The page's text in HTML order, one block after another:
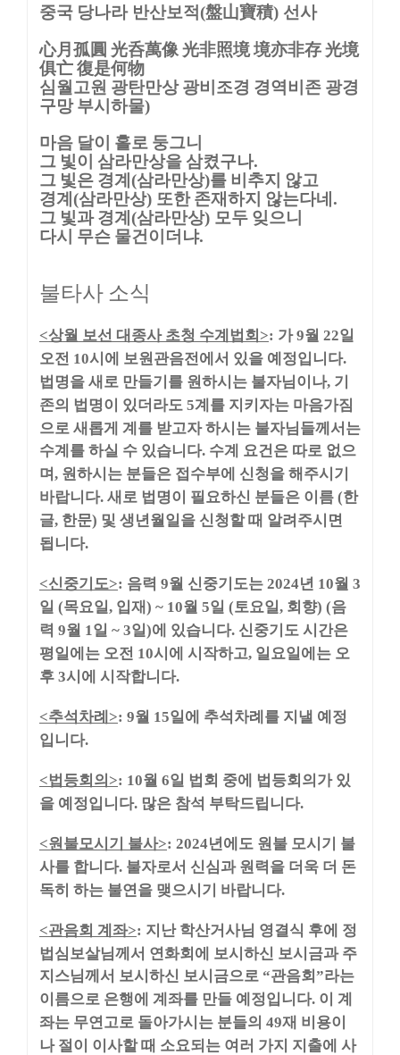
중국 당나라 반산보적(盤山寶積) 선사
心月孤圓 光呑萬像 光非照境 境亦非存 光境
俱亡 復是何物
심월고원 광탄만상 광비조경 경역비존 광경
구망 부시하물)
마음 달이 홀로 둥그니
그 빛이 삼라만상을 삼켰구나.
그 빛은 경계 (삼라만상)를 비추지 않고
경계 (삼라만상) 또한 존재하지 않는다네 .
그 빛과 경계 (삼라만상) 모두 잊으니
다시 무슨 물건이더냐.
불타사 소식
<상월 보선 대종사 초청 수계법회>: 가9월 22일
오전 10시에 보원관음전에서 있을 예정입니다.
법명을 새로 만들기를 원하시는 불자님이나, 기
존의 법명이 있더라도 5계를 지키자는 마음가짐
으로 새롭게 계를 받고자 하시는 불자님들께서는
수계를 하실 수 있습니다. 수계 요건은 따로 없으
며, 원하시는 분들은 접수부에 신청을 해주시기
바랍니다. 새로 법명이 필요하신 분들은 이름 (한
글, 한문) 및 생년월일을 신청할 때 알려주시면
됩니다.
<신중기도>: 음력 9월 신중기도는 2024년 10월 3
일 (목요일, 입재) ~ 10월 5일 (토요일, 회향) (음
력 9월 1 일 ~ 3일)에 있습니다. 신중기도 시간은
평일에는 오전 10시에 시작하고, 일요일에는 오
후 3시에 시작합니다.
<추석차례>: 9월 15일에 추석차례를 지낼 예정
입니다.
<법등회의>: 10월 6일 법회 중에 법등회의가 있
을 예정입니다. 많은 참석 부탁드립니다.
<원불모시기 불사>: 2024년에도 원불 모시기 불
사를 합니다. 불자로서 신심과 원력을 더욱 더 돈
독히 하는 불연을 맺으시기 바랍니다.
<관음회 계좌>: 지난 학산거사님 영결식 후에 정
법심보살님께서 연화회에 보시하신 보시금과 주
지스님께서 보시하신 보시금으로 “관음회”라는
이름으로 은행에 계좌를 만들 예정입니다. 이 계
좌는 무연고로 돌아가시는 분들의 49재 비용이
나 절이 이사할 때 소요되는 여러 가지 지출에 사